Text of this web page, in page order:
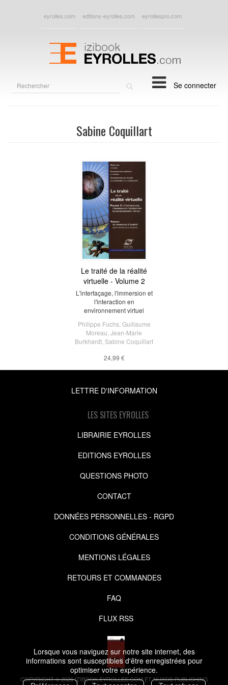
Lorsque vous naviguez sur notre site internet, des
informations sont susceptibles d'être enregistrées pour
optimiser votre expérience.
eyrolles.com editions-eyrolles.com eyrollespro.com
Se connecter
Sabine Coquillart
Le traité de la réalité
virtuelle - Volume 2
L'interfaçage, l'immersion et
l'interaction en
environnement virtuel
Philippe Fuchs, Guillaume
Moreau Jean-Marie
Burkhardt Sabine Coquillart
24,99 €
LETTRE D'INFORMATION
LES SITES EYROLLES
LIBRAIRIE EYROLLES
EDITIONS EYROLLES
QUESTIONS PHOTO
CONTACT
DONNÉES PERSONNELLES - RGPD
CONDITIONS GÉNÉRALES
MENTIONS LÉGALES
RETOURS ET COMMANDES
FAQ
FLUX RSS
COPYRIGHT © 2026 IZIBOOK.EYROLLES.COM ET NUXOS PUBLISHING